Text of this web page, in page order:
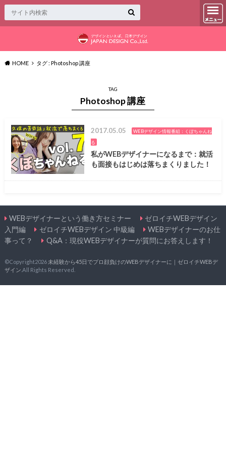
HOME タグ : Photoshop 講座
TAG
Photoshop 講座
2017.05.05
WEBデザイン情報番組：くぼちゃんね
る
私がWEBデザイナーになるまで：就活
も面接もはじめは落ちまくりました！
WEBデザイナーという働き方セミナー
ゼロイチWEBデザイン
入門編
ゼロイチWEBデザイン 中級編
WEBデザイナーのお仕
事って？
Q&A：現役WEBデザイナーが質問にお答えします！
©Copyright2026 未経験から45日でプロ顔負けのWEBデザイナーに｜ゼロイチWEBデ
ザイン .All Rights Reserved.